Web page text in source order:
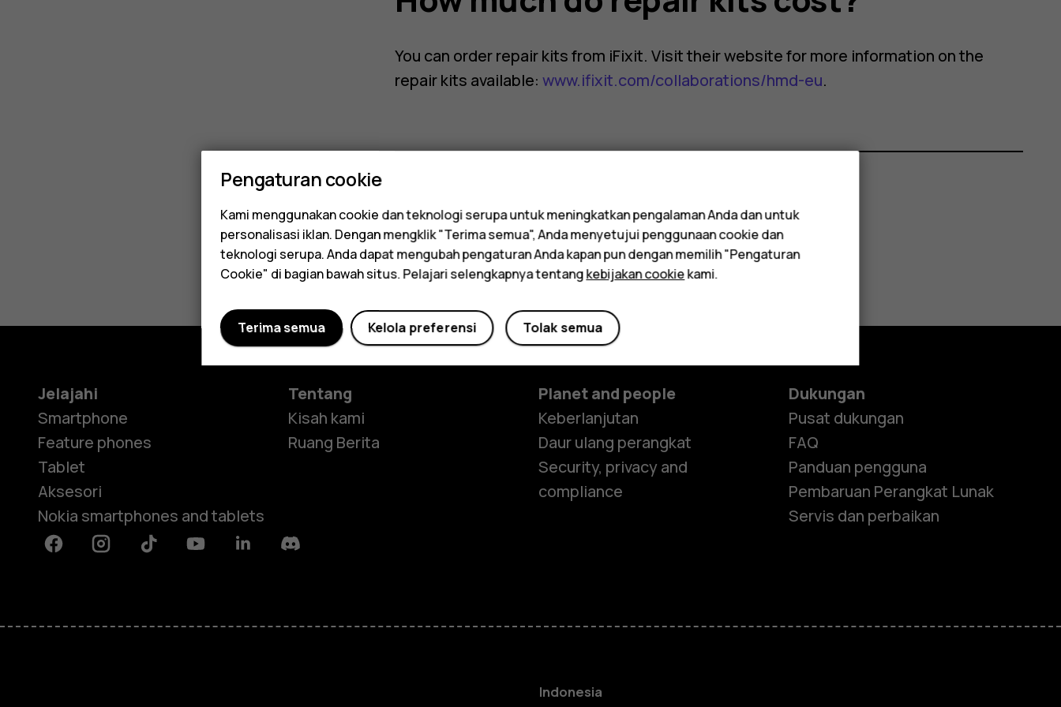
cost?
Smartphone
Feature phones
You can order repair kits from iFixit. Visit their website for more information on the
repair kits available:www.ifixit.com/collaborations/hmd-eu.
Apakah ini membantu?
Ya Tidak
Jelajahi
Smartphone
Feature phones
Tablet
Aksesori
Nokia smartphones and tablets
Tentang
Kisah kami
Ruang Berita
Planet and people
Keberlanjutan
Daur ulang perangkat
Security, privacy and
compliance
Dukungan
Pusat dukungan
FAQ
Panduan pengguna
Pembaruan Perangkat Lunak
Servis dan perbaikan
FacebookInstagramTiktok YoutubeLinkedinDiscord
Indonesia
Pengaturan cookie
Kami menggunakan cookie dan teknologi serupa untuk meningkatkan pengalaman Anda dan untuk
personalisasi iklan. Dengan mengklik "Terima semua", Anda menyetujui penggunaan cookie dan
teknologi serupa. Anda dapat mengubah pengaturan Anda kapan pun dengan memilih "Pengaturan
Cookie" di bagian bawah situs. Pelajari selengkapnya tentangkebijakan cookiekami.
Tolak semua
Kelola preferensi
Terima semua